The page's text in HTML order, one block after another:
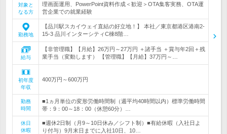
対象と
なる方
理画面運用、PowerPoint資料作成＜歓迎＞OTA集客実務、OTA運
営企業での就業経験
勤務地
【品川駅スカイウェイ直結の好立地！】 本社／東京都港区港南2-
15-3 品川インターシティC棟8階…
給与
【非管理職】【月給】26万円～27万円 ＋諸手当 ＋賞与年2回＋残
業手当（変動します） 【管理職】【月給】37万円～…
初年度
年収
400万円～600万円
勤務
時間
■1ヵ月単位の変形労働時間制（週平均40時間以内）標準労働時間
帯：9：00～18：00（休憩60分）…
休日
休暇
■週休2日制（月9～10日休み／シフト制）■有給休暇（入社日よ
り付与）9月末日までに入社10日、10…